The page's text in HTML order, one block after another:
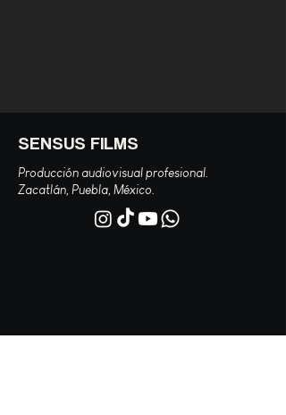
SENSUS FILMS
Producción audiovisual profesional.
Zacatlán, Puebla, México.